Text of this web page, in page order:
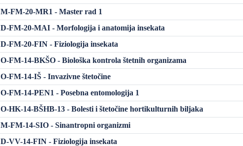
M-FM-20-MR1 - Master rad 1
D-FM-20-MAI - Morfologija i anatomija insekata
D-FM-20-FIN - Fiziologija insekata
O-FM-14-BKŠO - Biološka kontrola štetnih organizama
O-FM-14-IŠ - Invazivne štetočine
O-FM-14-PEN1 - Posebna entomologija 1
O-HK-14-BŠHB-13 - Bolesti i štetočine hortikulturnih biljaka
M-FM-14-SIO - Sinantropni organizmi
D-VV-14-FIN - Fiziologija insekata